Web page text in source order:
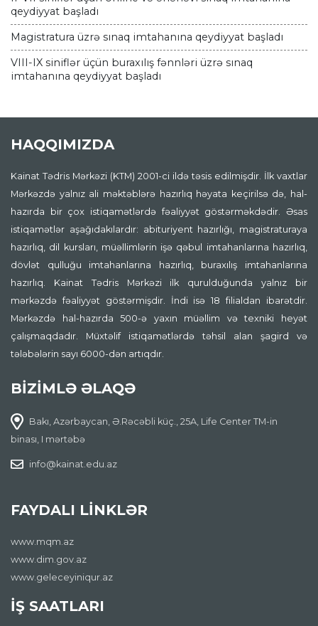
qeydiyyat başladı
Magistratura üzrə sınaq imtahanına qeydiyyat başladı
VIII-IX siniflər üçün buraxılış fənnləri üzrə sınaq
imtahanına qeydiyyat başladı
HAQQIMIZDA
Kainat Tədris Mərkəzi (KTM) 2001-ci ildə təsis edilmişdir. İlk vaxtlar
Mərkəzdə yalnız ali məktəblərə hazırlıq həyata keçirilsə də, hal-
hazırda bir çox istiqamətlərdə fəaliyyət göstərməkdədir. Əsas
istiqamətlər aşağıdakılardır: abituriyent hazırlığı, magistraturaya
hazırlıq, dil kursları, müəllimlərin işə qəbul imtahanlarına hazırlıq,
dövlət qulluğu imtahanlarına hazırlıq, buraxılış imtahanlarına
hazırlıq. Kainat Tədris Mərkəzi ilk qurulduğunda yalnız bir
mərkəzdə fəaliyyət göstərmişdir. İndi isə 18 filialdan ibarətdir.
Mərkəzdə hal-hazırda 500-ə yaxın müəllim və texniki heyət
çalışmaqdadır. Müxtəlif istiqamətlərdə təhsil alan şagird və
tələbələrin sayı 6000-dən artıqdır.
BİZİMLƏ ƏLAQƏ
Bakı, Azərbaycan, Ə.Rəcəbli küç., 25A, Life Center TM-in
binası, I mərtəbə
info@kainat.edu.az
FAYDALI LİNKLƏR
www.mqm.az
www.dim.gov.az
www.geleceyiniqur.az
İŞ SAATLARI